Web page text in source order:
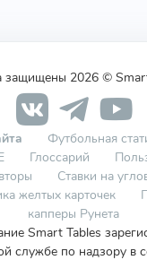
защищены 2026 ©
Футбольная
Глоссарий
Ставки на
желтых карточек
капперы Рунета
Smart Tables
службе по надзору в